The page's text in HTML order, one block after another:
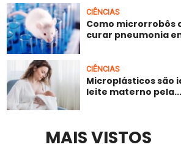
CIÊNCIAS
Como microrrobôs
curar pneumonia
CIÊNCIAS
Microplásticos são
leite materno pela...
MAIS VISTOS